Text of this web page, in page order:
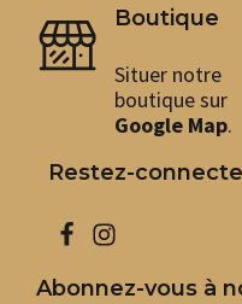
Boutique
Situer notre
boutique sur
Google Map.
Restez-
Abonnez-vous à